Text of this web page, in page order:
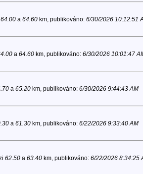
64.00a 64.60km, publikováno: 6/30/2026 10:12:51
a 64.60km, publikováno: 6/30/2026 10:01:47
a 65.20km, publikováno: 6/30/2026 9:44:43 AM
a 61.30km, publikováno: 6/22/2026 9:33:40 AM
62.50a 63.40km, publikováno: 6/22/2026 8:34:25